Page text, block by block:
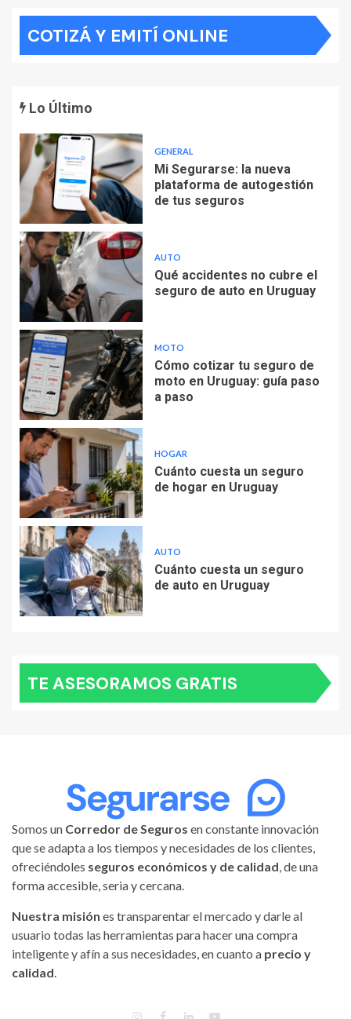
COTIZÁ Y EMITÍ ONLINE
Lo Último
GENERAL
Mi Segurarse: la nueva
plataforma de autogestión
de tus seguros
AUTO
Qué accidentes no cubre el
seguro de auto en Uruguay
MOTO
Cómo cotizar tu seguro de
moto en Uruguay: guía paso
a paso
HOGAR
Cuánto cuesta un seguro
de hogar en Uruguay
AUTO
Cuánto cuesta un seguro
de auto en Uruguay
TE ASESORAMOS GRATIS
Somos un Corredor de Seguros en constante innovación
que se adapta a los tiempos y necesidades de los clientes,
ofreciéndoles seguros económicos y de calidad, de una
forma accesible, seria y cercana.
Nuestra misión es transparentar el mercado y darle al
usuario todas las herramientas para hacer una compra
inteligente y afín a sus necesidades, en cuanto a precio y
calidad.